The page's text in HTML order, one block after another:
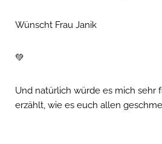
Wünscht Frau Janik
💚
Und natürlich würde es mich sehr
erzählt, wie es euch allen